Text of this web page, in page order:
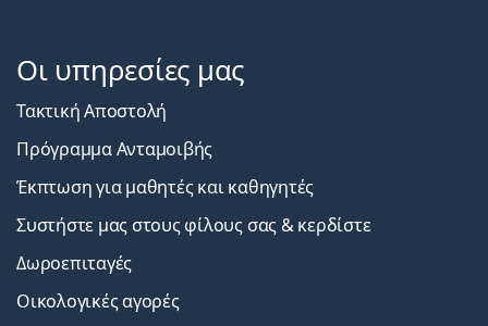
Οι υπηρεσίες μας
Τακτική Αποστολή
Πρόγραμμα Ανταμοιβής
Έκπτωση για μαθητές και καθηγητές
Συστήστε μας στους φίλους σας & κερδίστε
Δωροεπιταγές
Οικολογικές αγορές